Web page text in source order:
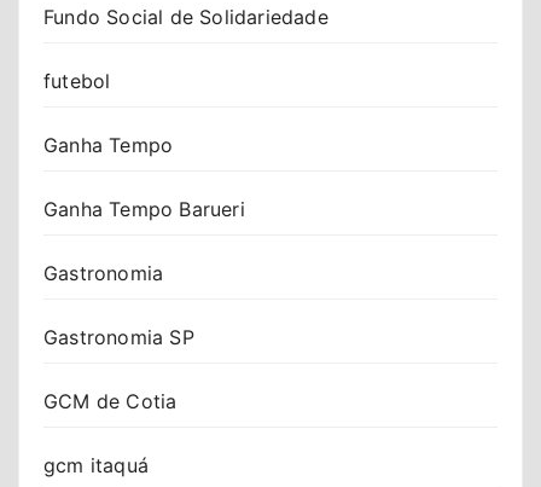
Fundo Social de Solidariedade
futebol
Ganha Tempo
Ganha Tempo Barueri
Gastronomia
Gastronomia SP
GCM de Cotia
gcm itaquá